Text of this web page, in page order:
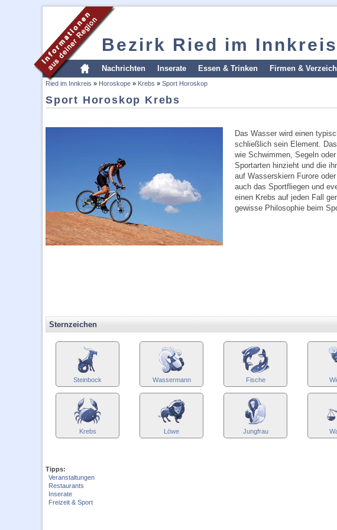
Bezirk Ried im Innkreis
Nachrichten Inserate Essen & Trinken Firmen &
Ried im Innkreis » Horoskope » Krebs » Sport Horoskop
Sport Horoskop Krebs
Das Wasser wird einen
schließlich sein Element.
wie Schwimmen, Segeln
Sportarten hinzieht und die
auf Wasserskiern Furore
auch das Sportfliegen und
einen Krebs auf jeden Fall
gewisse Philosophie beim
Sternzeichen
Steinbock Wassermann Fische
Krebs Löwe Jungfrau
Tipps:
Veranstaltungen
Restaurants
Inserate
Freizeit & Sport